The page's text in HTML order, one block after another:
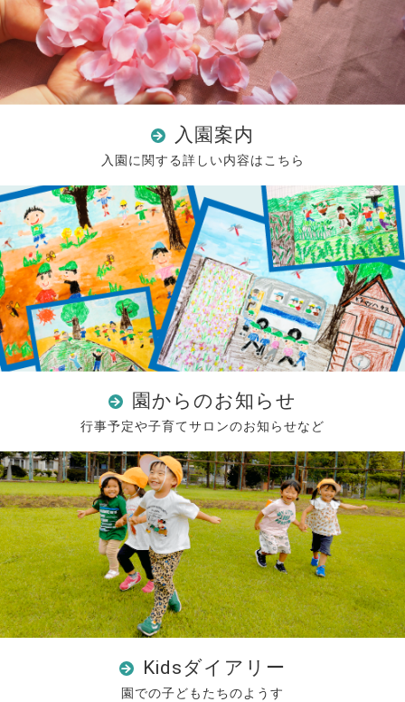
入園案内
入園に関する詳しい内容はこちら
園からのお知らせ
行事予定や子育てサロンのお知らせなど
Kidsダイアリー
園での子どもたちのようす